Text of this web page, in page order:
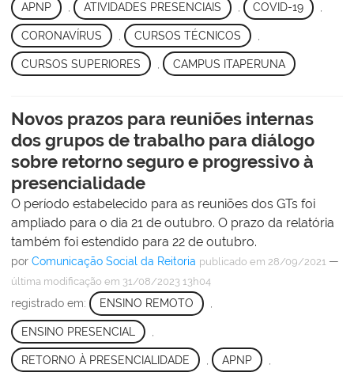
APNP , ATIVIDADES PRESENCIAIS , COVID-19 ,
CORONAVÍRUS CURSOS TÉCNICOS
CURSOS SUPERIORES CAMPUS ITAPERUNA
Novos prazos para reuniões internas
dos grupos de trabalho para diálogo
sobre retorno seguro e progressivo à
presencialidade
O período estabelecido para as reuniões dos GTs foi
ampliado para o dia 21 de outubro. O prazo da relatória
também foi estendido para 22 de outubro.
por Comunicação Social da Reitoria publicado em 28/09/2021 —
última modificação em 31/08/2023 13h04
registrado em: ENSINO REMOTO ,
ENSINO PRESENCIAL
RETORNO À PRESENCIALIDADE APNP